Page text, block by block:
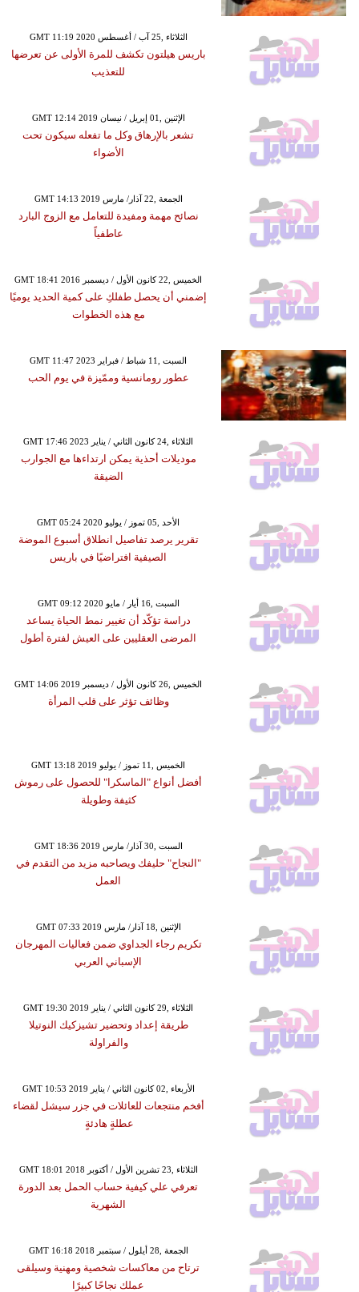
GMT 11:19 2020 الثلاثاء ,25 آب / أغسطس
باريس هيلتون تكشف للمرة الأولى عن تعرضها
للتعذيب
GMT 12:14 2019 الإثنين ,01 إبريل / نيسان
تشعر بالإرهاق وكل ما تفعله سيكون تحت
الأضواء
GMT 14:13 2019 الجمعة ,22 آذار/ مارس
نصائح مهمة ومفيدة للتعامل مع الزوج البارد
عاطفياً
GMT 18:41 2016 الخميس ,22 كانون الأول / ديسمبر
إضمني أن يحصل طفلكِ على كمية الحديد يوميًا
مع هذه الخطوات
GMT 11:47 2023 السبت ,11 شباط / فبراير
عطور رومانسية وممّيزة في يوم الحب
GMT 17:46 2023 الثلاثاء ,24 كانون الثاني / يناير
موديلات أحذية يمكن ارتداءها مع الجوارب
الضيقة
GMT 05:24 2020 الأحد ,05 تموز / يوليو
تقرير يرصد تفاصيل انطلاق أسبوع الموضة
الصيفية افتراضيًا في باريس
GMT 09:12 2020 السبت ,16 أيار / مايو
دراسة تؤكّد أن تغيير نمط الحياة يساعد
المرضى العقليين على العيش لفترة أطول
GMT 14:06 2019 الخميس ,26 كانون الأول / ديسمبر
وظائف تؤثر على قلب المرأة
GMT 13:18 2019 الخميس ,11 تموز / يوليو
أفضل أنواع "الماسكرا" للحصول على رموش
كثيفة وطويلة
GMT 18:36 2019 السبت ,30 آذار/ مارس
"النجاح" حليفك ويصاحبه مزيد من التقدم في
العمل
GMT 07:33 2019 الإثنين ,18 آذار/ مارس
تكريم رجاء الجداوي ضمن فعاليات المهرجان
الإسباني العربي
GMT 19:30 2019 الثلاثاء ,29 كانون الثاني / يناير
طريقة إعداد وتحضير تشيزكيك النوتيلا
والفراولة
GMT 10:53 2019 الأربعاء ,02 كانون الثاني / يناير
أفخم منتجعات للعائلات في جزر سيشل لقضاء
عطلةٍ هادئةٍ
GMT 18:01 2018 الثلاثاء ,23 تشرين الأول / أكتوبر
تعرفي علي كيفية حساب الحمل بعد الدورة
الشهرية
GMT 16:18 2018 الجمعة ,28 أيلول / سبتمبر
ترتاح من معاكسات شخصية ومهنية وسيلقى
عملك نجاحًا كبيرًا